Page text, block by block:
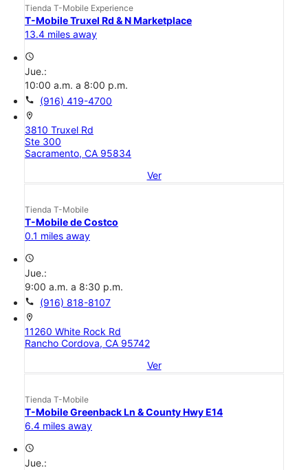
Tienda T-Mobile Experience
T-Mobile Truxel Rd & N Marketplace
13.4 miles away
access_time
Jue.:
10:00 a.m. a 8:00 p.m.
call (916) 419-4700
location_on
3810 Truxel Rd
Ste 300
Sacramento, CA 95834
Ver
Tienda T-Mobile
T-Mobile de Costco
0.1 miles away
access_time
Jue.:
9:00 a.m. a 8:30 p.m.
call (916) 818-8107
location_on
11260 White Rock Rd
Rancho Cordova, CA 95742
Ver
Tienda T-Mobile
T-Mobile Greenback Ln & County Hwy E14
6.4 miles away
access_time
Jue.: